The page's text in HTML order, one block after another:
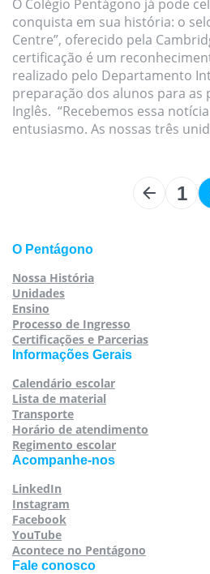
O Colégio Pentágono já pode
conquista em sua história: o
Centre”, oferecido pela
certificação é um
realizado pelo Departamento
preparação dos alunos para as
Inglês. “Recebemos essa
entusiasmo. As nossas três
1
O Pentágono
Nossa História
Unidades
Ensino
Processo de Ingresso
Certificações e Parcerias
Informações Gerais
Calendário escolar
Lista de material
Transporte
Horário de atendimento
Regimento escolar
Acompanhe-nos
LinkedIn
Instagram
Facebook
YouTube
Acontece no Pentágono
Fale conosco